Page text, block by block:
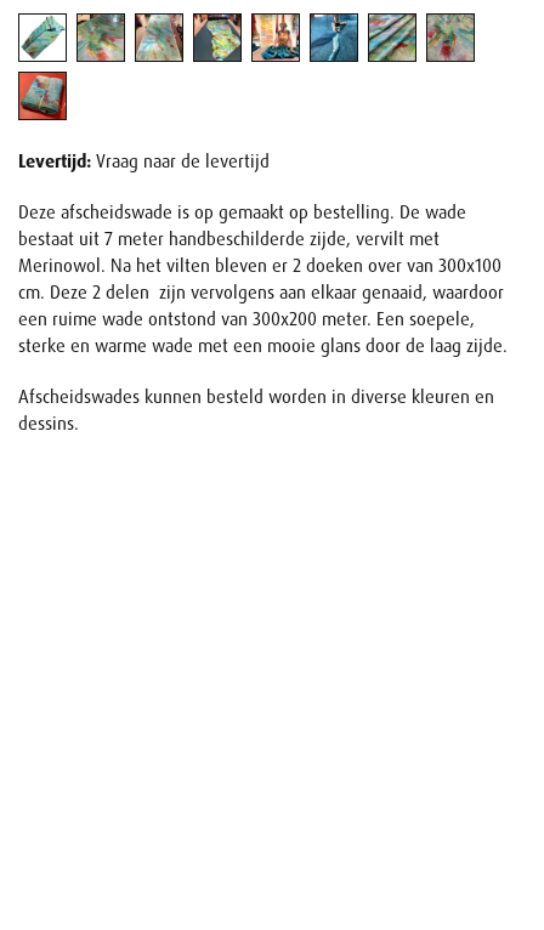
Levertijd: Vraag naar de levertijd
Deze afscheidswade is op gemaakt op bestelling. De wade
bestaat uit 7 meter handbeschilderde zijde, vervilt met
Merinowol. Na het vilten bleven er 2 doeken over van 300x100
cm. Deze 2 delen zijn vervolgens aan elkaar genaaid, waardoor
een ruime wade ontstond van 300x200 meter. Een soepele,
sterke en warme wade met een mooie glans door de laag zijde.
Afscheidswades kunnen besteld worden in diverse kleuren en
dessins.